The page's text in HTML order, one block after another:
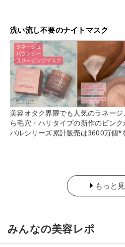
洗い流し不要のナイトマスク
美容オタク界隈でも人気のラネー
ら毛穴・ハリタイプの新作のピン
バルシリーズ累計販売は3600万個*
にぴったり！ *6※年齢に応じたお手入れ
ムがとってもかわいいです。 シャーベットの見た目ですが、ざ
らつきはありません。 重ためのク
甘い香りが寝る前にピッタリ🌸 ピオ
中用クリームとしても利用できる
ームなので朝晩と使っています。
もっと
みんなの美容レポ